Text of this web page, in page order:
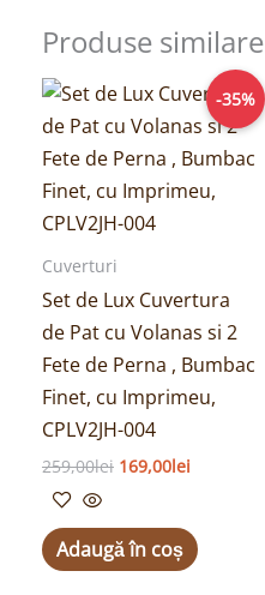
Produse similare
-35%
Cuverturi
Set de Lux Cuvertura
de Pat cu Volanas si 2
Fete de Perna , Bumbac
Finet, cu Imprimeu,
CPLV2JH-004
259,00lei
Prețul
inițial
a
fost:
259,00lei.
169,00lei
Prețul
curent
este:
169,00lei.
Adaugă în coș